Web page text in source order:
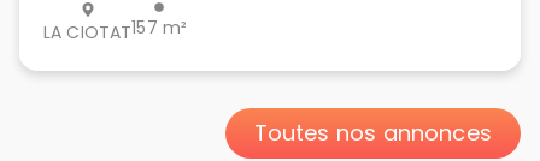
LA CIOTAT157 m²
Toutes nos annonces